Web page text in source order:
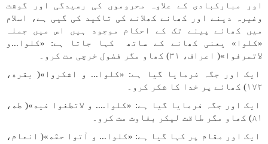
اور مبارکبادی کے علاوہ محروموں کی رسیدگی اور گوشت
وغیرہ دینے اور کھانے کھلانے کی تاکید کی گیی ہے، اسلام
میں کھانے پینے تک کے احکام موجود ہیں اس میں جملہ
«كلوا» یعنی کھانے کے ساتھ کہا جاتا ہے: «كلوا...و
لاتسرفوا»( اعراف، ۳۱) کھاو مگر فضول خرچی مت کرو۔
ایک اور جگہ فرمایا گیا ہے: «كلوا... و اشكروا»( بقره،
۱۷۲) کھانے پر خدا کا شکر کرو۔
ایک اور جگہ فرمایا گیا ہے: «كلوا.... و لاتطغوا فیه»( طه،
۸۱) کھاو مگر طاقت لیکر بغاوت مت کرو۔
ایک اور مقام پر کہا گیا ہے: «كلوا... و آتوا حقّه»( انعام،